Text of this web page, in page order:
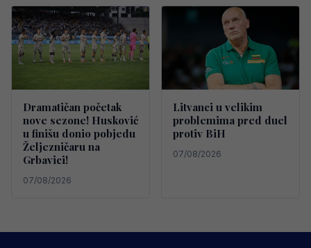
Dramatičan početak
nove sezone! Husković
u finišu donio pobjedu
Željezničaru na
Grbavici!
07/08/2026
Litvanci u velikim
problemima pred duel
protiv BiH
07/08/2026